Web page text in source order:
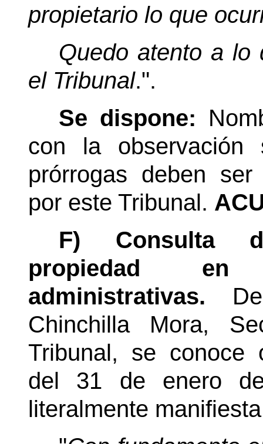
propietario lo que
Quedo atento a lo
el Tribunal.".
Se dispone:
con la observación
prórrogas deben ser
por este Tribunal.
F) Consulta
propiedad en
administrativas.
Chinchilla Mora,
Tribunal, se
del 31 de enero
literalmente